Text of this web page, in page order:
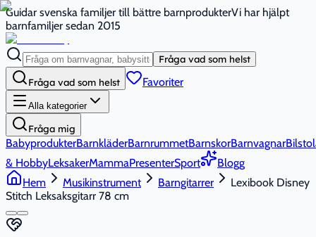
Guidar svenska familjer till bättre barnprodukterVi har hjälpt
barnfamiljer sedan 2015
Fråga vad som helst
Fråga vad som helst Favoriter
Alla kategorier
Fråga mig
BabyprodukterBarnkläderBarnrummetBarnskorBarnvagnar
& HobbyLeksakerMammaPresenterSport
Blogg
Hem
Musikinstrument Barngitarrer
Lexibook Disney
Stitch Leksaksgitarr 78 cm